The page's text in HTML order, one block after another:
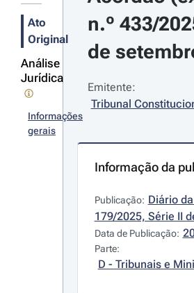
Ato
Original
Análise
Jurídica
Informações
gerais
n.º 433/
de
Emitente:
Tribunal
Informação da
Publicação: Diário
179/2025, Série II
Data de Publicação:
Parte:
D - Tribunais e